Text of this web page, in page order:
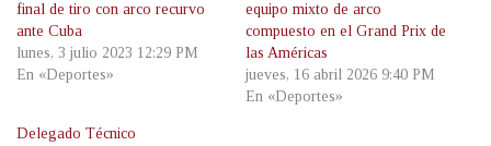
final de tiro con arco recurvo
ante Cuba
lunes, 3 julio 2023 12:29 PM
En «Deportes»
equipo mixto de arco
compuesto en el Grand Prix de
las Américas
jueves, 16 abril 2026 9:40 PM
En «Deportes»
Delegado Técnico